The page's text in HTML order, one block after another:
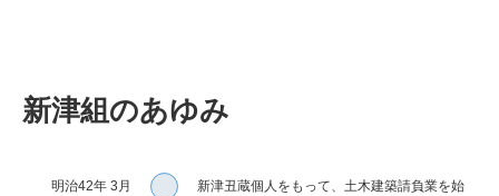
新津組のあゆみ
明治42年 3月
新津丑蔵個人をもって、土木建築請負業を始